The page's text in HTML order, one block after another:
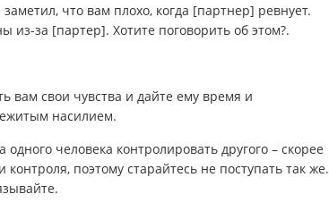
что вам плохо, когда [партнер] ревнует.
из-за [партер]. Хотите поговорить об этом?.
вам свои чувства и дайте ему время и
насилием.
человека контролировать другого – скорее
поэтому старайтесь не поступать так же.